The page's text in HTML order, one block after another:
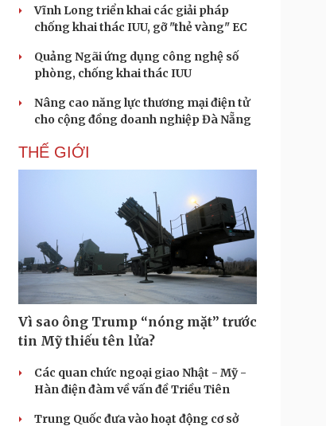
Đọc truyện đêm khuya
Cửa sổ tình yêu
Hạt giống tâm hồn
Vĩnh Long triển khai các giải pháp
chống khai thác IUU, gỡ "thẻ vàng" EC
Quảng Ngãi ứng dụng công nghệ số
phòng, chống khai thác IUU
Nâng cao năng lực thương mại điện tử
cho cộng đồng doanh nghiệp Đà Nẵng
THẾ GIỚI
Vì sao ông Trump “nóng mặt” trước
tin Mỹ thiếu tên lửa?
Các quan chức ngoại giao Nhật - Mỹ -
Hàn điện đàm về vấn đề Triều Tiên
Trung Quốc đưa vào hoạt động cơ sở